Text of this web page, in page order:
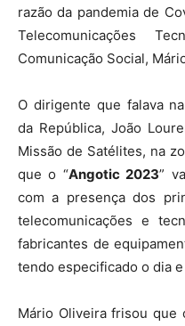
razão da pandemia de
Telecomunicações
Comunicação Social,
O dirigente que falava
da República, João
Missão de Satélites, na
que o “Angotic 2023”
com a presença dos
telecomunicações e
fabricantes de
tendo especificado o dia
Mário Oliveira frisou